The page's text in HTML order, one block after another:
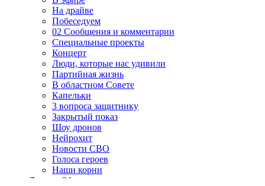
На драйве
Побеседуем
02 Сообщения и комментарии
Специальные проекты
Концерт
Люди, которые нас удивили
Партийная жизнь
В областном Совете
Капельки
3 вопроса защитнику
Закрытый показ
Шоу дронов
Нейрохит
Новости СВО
Голоса героев
Наши корни
Липецк 24